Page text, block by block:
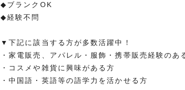
◆ブランクOK
◆経験不問
▼下記に該当する方が多数活躍中！
・家電販売、アパレル・服飾・携帯販売経験のあ
・コスメや雑貨に興味がある方
・中国語・英語等の語学力を活かせる方